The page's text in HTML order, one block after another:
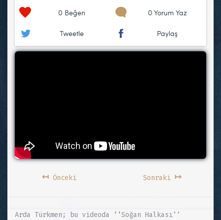
0 Beğen 0 Yorum Yaz
Tweetle Paylaş
↤Önceki Sonraki ↦
Arda Türkmen; bu videoda ‘‘Soğan Halkası’’